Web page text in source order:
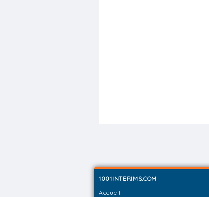
1001INTERIMS.COM
Accueil